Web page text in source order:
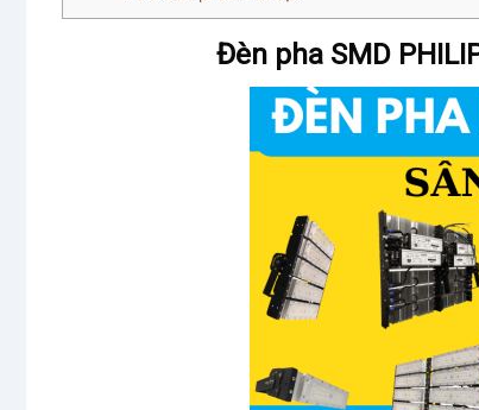
Đèn pha SMD